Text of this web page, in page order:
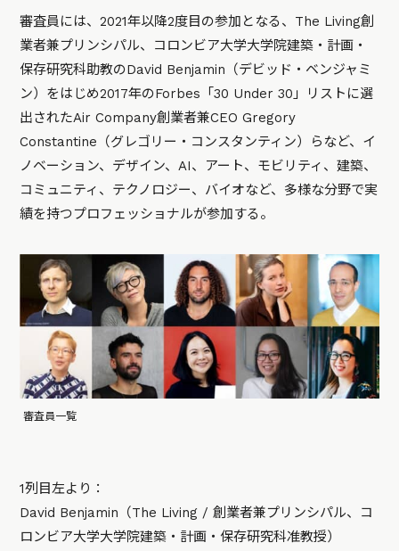
審査員には、2021年以降2度目の参加となる、The Living創
業者兼プリンシパル、コロンビア大学大学院建築・計画・
保存研究科助教のDavid Benjamin（デビッド・ベンジャミ
ン）をはじめ2017年のForbes「30 Under 30」リストに選
出されたAir Company創業者兼CEO Gregory
Constantine（グレゴリー・コンスタンティン）らなど、イ
ノベーション、デザイン、AI、アート、モビリティ、建築、
コミュニティ、テクノロジー、バイオなど、多様な分野で実
績を持つプロフェッショナルが参加する。
審査員一覧
1列目左より：
David Benjamin（The Living / 創業者兼プリンシパル、コ
ロンビア大学大学院建築・計画・保存研究科准教授）